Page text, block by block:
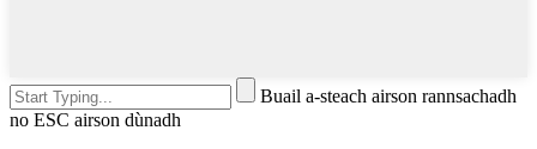
Buail a-steach airson rannsachadh
no ESC airson dùnadh